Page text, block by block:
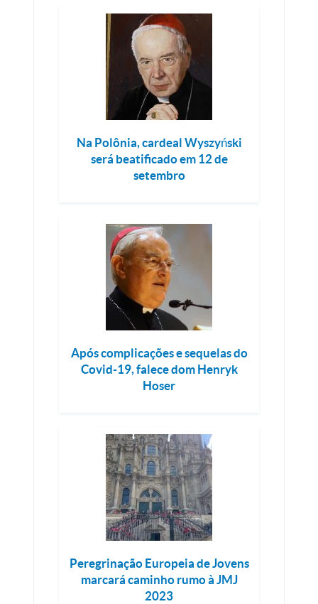
Na Polônia, cardeal Wyszyński
será beatificado em 12 de
setembro
Após complicações e sequelas do
Covid-19, falece dom Henryk
Hoser
Peregrinação Europeia de Jovens
marcará caminho rumo à JMJ
2023